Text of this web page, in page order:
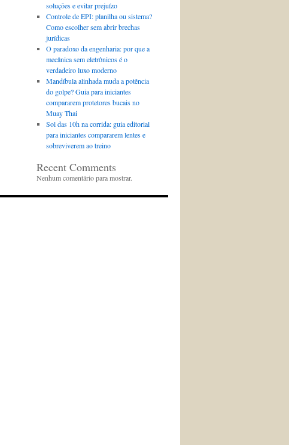
soluções e evitar prejuízo
Controle de EPI: planilha ou sistema?
Como escolher sem abrir brechas
jurídicas
O paradoxo da engenharia: por que a
mecânica sem eletrônicos é o
verdadeiro luxo moderno
Mandíbula alinhada muda a potência
do golpe? Guia para iniciantes
compararem protetores bucais no
Muay Thai
Sol das 10h na corrida: guia editorial
para iniciantes compararem lentes e
sobreviverem ao treino
Recent Comments
Nenhum comentário para mostrar.